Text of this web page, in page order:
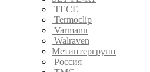
TECE
Termoclip
Varmann
Walraven
Метинтергрупп
Россия